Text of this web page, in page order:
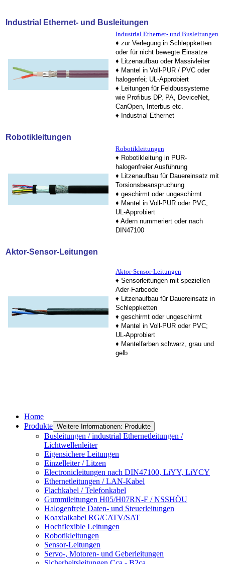
Industrial Ethernet- und Busleitungen
Industrial Ethernet- und Busleitungen
♦ zur Verlegung in Schleppketten
oder für nicht bewegte Einsätze
♦ Litzenaufbau oder Massivleiter
♦ Mantel in Voll-PUR / PVC oder
halogenfei; UL-Approbiert
♦ Leitungen für Feldbussysteme
wie Profibus DP, PA, DeviceNet,
CanOpen, Interbus etc.
♦ Industrial Ethernet
Robotikleitungen
Robotikleitungen
♦ Robotikleitung in PUR-
halogenfreier Ausführung
♦ Litzenaufbau für Dauereinsatz mit
Torsionsbeanspruchung
♦ geschirmt oder ungeschirmt
♦ Mantel in Voll-PUR oder PVC;
UL-Approbiert
♦ Adern nummeriert oder nach
DIN47100
Aktor-Sensor-Leitungen
Aktor-Sensor-Leitungen
♦ Sensorleitungen mit speziellen
Ader-Farbcode
♦ Litzenaufbau für Dauereinsatz in
Schleppketten
♦ geschirmt oder ungeschirmt
♦ Mantel in Voll-PUR oder PVC;
UL-Approbiert
♦ Mantelfarben schwarz, grau und
gelb
Home
Produkte Weitere Informationen: Produkte
Busleitungen / industrial Ethernetleitungen /
Lichtwellenleiter
Eigensichere Leitungen
Einzelleiter / Litzen
Electronicleitungen nach DIN47100, LiYY, LiYCY
Ethernetleitungen / LAN-Kabel
Flachkabel / Telefonkabel
Gummileitungen H05/H07RN-F / NSSHÖU
Halogenfreie Daten- und Steuerleitungen
Koaxialkabel RG/CATV/SAT
Hochflexible Leitungen
Robotikleitungen
Sensor-Leitungen
Servo-, Motoren- und Geberleitungen